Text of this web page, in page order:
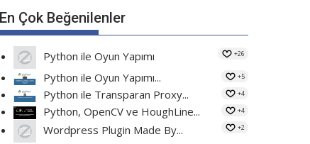
En Çok Beğenilenler
Python ile Oyun Yapımı +26
Python ile Oyun Yapımı... +5
Python ile Transparan Proxy... +4
Python, OpenCV ve HoughLine... +4
Wordpress Plugin Made By... +2